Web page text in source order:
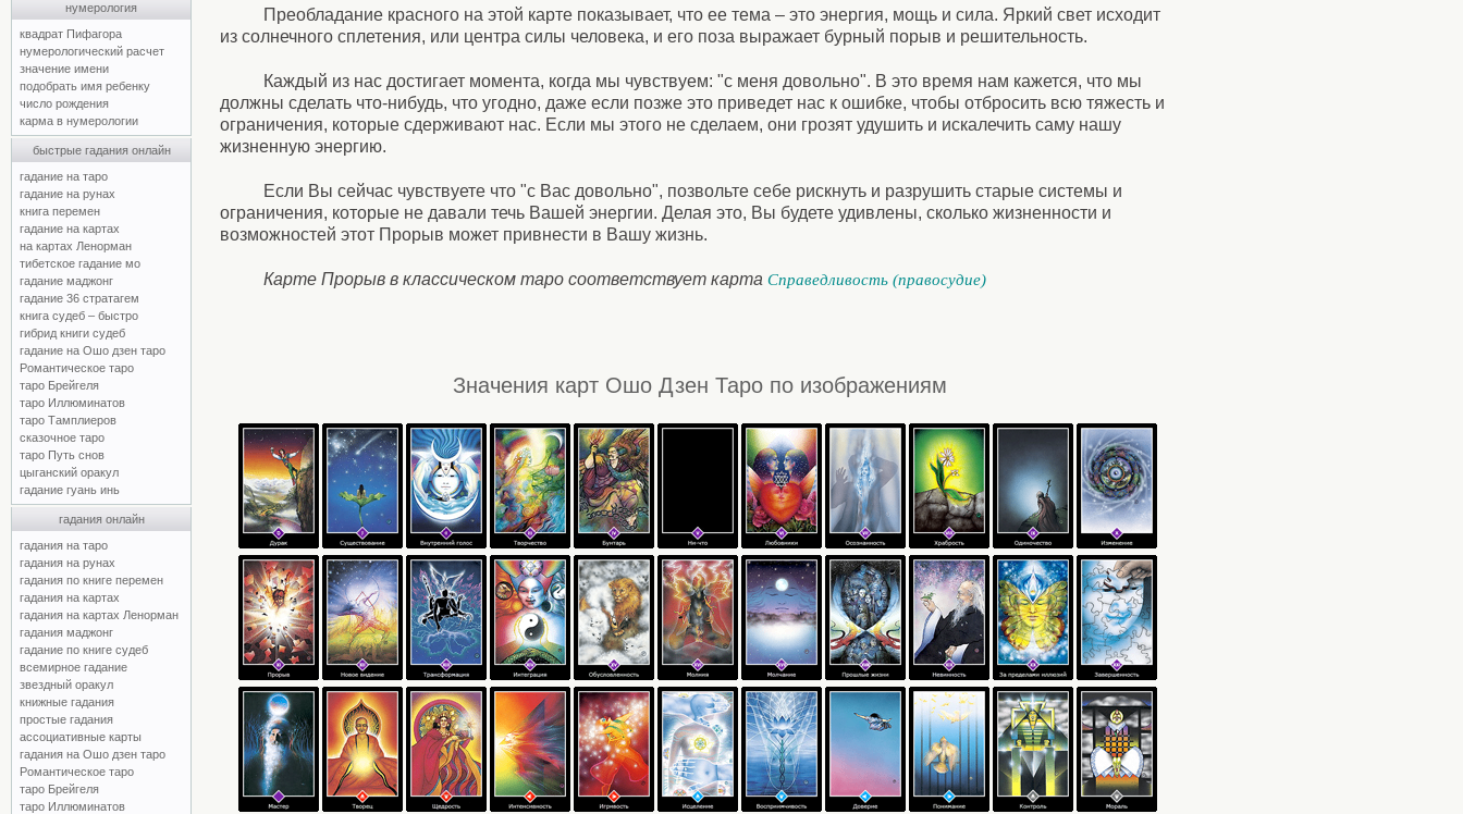
нумерология
квадрат Пифагора
нумерологический расчет
значение имени
подобрать имя ребенку
число рождения
карма в нумерологии
быстрые гадания онлайн
гадание на таро
гадание на рунах
книга перемен
гадание на картах
на картах Ленорман
тибетское гадание мо
гадание маджонг
гадание 36 стратагем
книга судеб – быстро
гибрид книги судеб
гадание на Ошо дзен таро
Романтическое таро
таро Брейгеля
таро Иллюминатов
таро Тамплиеров
сказочное таро
таро Путь снов
цыганский оракул
гадание гуань инь
гадания онлайн
гадания на таро
гадания на рунах
гадания по книге перемен
гадания на картах
гадания на картах Ленорман
гадания маджонг
гадание по книге судеб
всемирное гадание
звездный оракул
книжные гадания
простые гадания
ассоциативные карты
гадания на Ошо дзен таро
Романтическое таро
таро Брейгеля
таро Иллюминатов
Преобладание красного на этой карте показывает, что ее тема – это энергия, мощь и сила. Яркий свет исходит
из солнечного сплетения, или центра силы человека, и его поза выражает бурный порыв и решительность.
Каждый из нас достигает момента, когда мы чувствуем: "с меня довольно". В это время нам кажется, что мы
должны сделать что-нибудь, что угодно, даже если позже это приведет нас к ошибке, чтобы отбросить всю тяжесть и
ограничения, которые сдерживают нас. Если мы этого не сделаем, они грозят удушить и искалечить саму нашу
жизненную энергию.
Если Вы сейчас чувствуете что "с Вас довольно", позвольте себе рискнуть и разрушить старые системы и
ограничения, которые не давали течь Вашей энергии. Делая это, Вы будете удивлены, сколько жизненности и
возможностей этот Прорыв может привнести в Вашу жизнь.
Карте Прорыв в классическом таро соответствует карта Справедливость (правосудие)
Значения карт Ошо Дзен Таро по изображениям